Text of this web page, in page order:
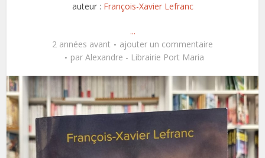
auteur : François-Xavier Lefranc
...
2 années avant
ajouter un commentaire
par Alexandre - Librairie Port Maria